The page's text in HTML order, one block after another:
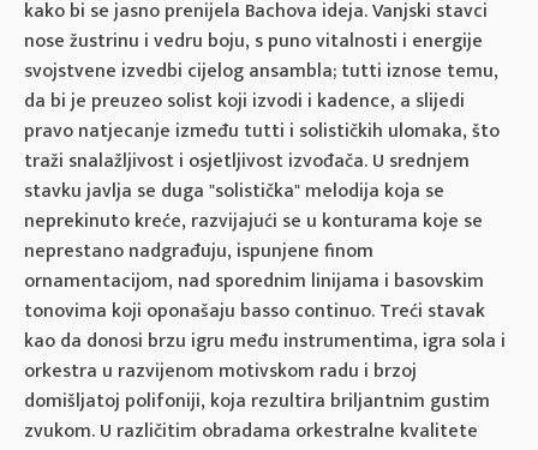
kako bi se jasno prenijela Bachova ideja. Vanjski stavci
nose žustrinu i vedru boju, s puno vitalnosti i energije
svojstvene izvedbi cijelog ansambla; tutti iznose temu,
da bi je preuzeo solist koji izvodi i kadence, a slijedi
pravo natjecanje između tutti i solističkih ulomaka, što
traži snalažljivost i osjetljivost izvođača. U srednjem
stavku javlja se duga "solistička" melodija koja se
neprekinuto kreće, razvijajući se u konturama koje se
neprestano nadgrađuju, ispunjene finom
ornamentacijom, nad sporednim linijama i basovskim
tonovima koji oponašaju basso continuo. Treći stavak
kao da donosi brzu igru među instrumentima, igra sola i
orkestra u razvijenom motivskom radu i brzoj
domišljatoj polifoniji, koja rezultira briljantnim gustim
zvukom. U različitim obradama orkestralne kvalitete